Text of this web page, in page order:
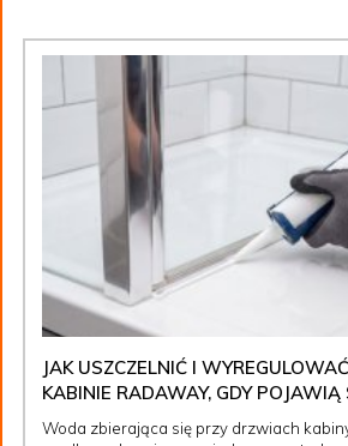
JAK USZCZELNIĆ I
KABINIE RADAWAY, GDY POJAWIĄ
Woda zbierająca się przy drzwiach